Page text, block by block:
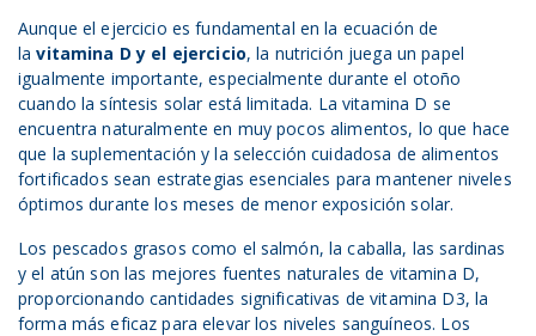
Aunque el ejercicio es fundamental en la ecuación de
lavitamina D y el ejercicio, la nutrición juega un papel
igualmente importante, especialmente durante el otoño
cuando la síntesis solar está limitada. La vitamina D se
encuentra naturalmente en muy pocos alimentos, lo que hace
que la suplementación y la selección cuidadosa de alimentos
fortificados sean estrategias esenciales para mantener niveles
óptimos durante los meses de menor exposición solar.
Los pescados grasos como el salmón, la caballa, las sardinas
y el atún son las mejores fuentes naturales de vitamina D,
proporcionando cantidades significativas de vitamina D3, la
forma más eficaz para elevar los niveles sanguíneos. Los